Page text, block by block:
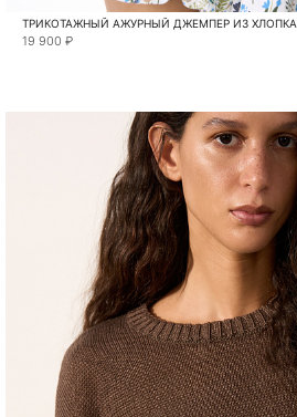
ТРИКОТАЖНЫЙ АЖУРНЫЙ ДЖЕМПЕР ИЗ ХЛОПКА
19 900 ₽